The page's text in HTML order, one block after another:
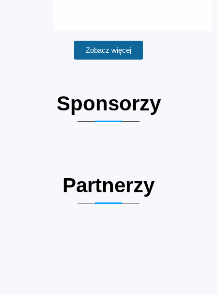
Zobacz więcej
Sponsorzy
Partnerzy